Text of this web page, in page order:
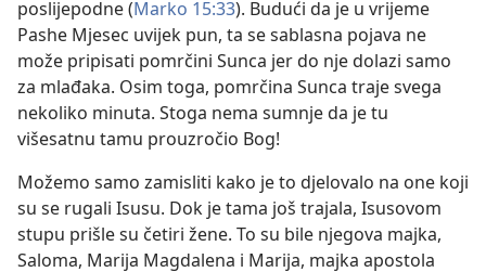
poslijepodne (Marko 15:33). Budući da je u vrijeme
Pashe Mjesec uvijek pun, ta se sablasna pojava ne
može pripisati pomrčini Sunca jer do nje dolazi samo
za mlađaka. Osim toga, pomrčina Sunca traje svega
nekoliko minuta. Stoga nema sumnje da je tu
višesatnu tamu prouzročio Bog!
Možemo samo zamisliti kako je to djelovalo na one koji
su se rugali Isusu. Dok je tama još trajala, Isusovom
stupu prišle su četiri žene. To su bile njegova majka,
Saloma, Marija Magdalena i Marija, majka apostola